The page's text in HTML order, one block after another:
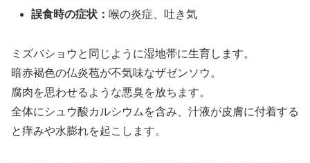
誤食時の症状： 喉の炎症、吐き気
ミズバショウと同じように湿地帯に生育します。
暗赤褐色の仏炎苞が不気味なザゼンソウ。
腐肉を思わせるような悪臭を放ちます。
全体にシュウ酸カルシウムを含み、汁液が皮膚に付着する
と痒みや水膨れを起こします。